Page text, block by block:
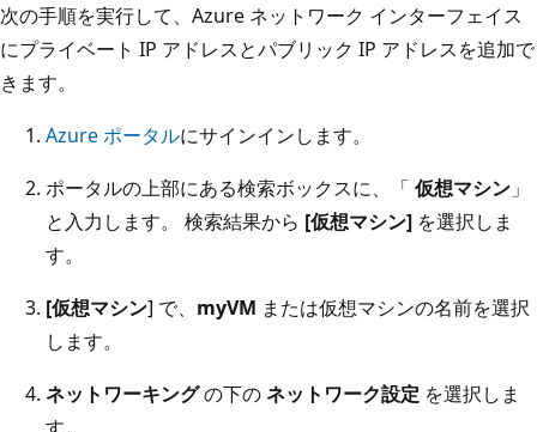
次の手順を実行して、Azure ネットワーク インターフェイス
にプライベート IP アドレスとパブリック IP アドレスを追加で
きます。
Azure ポータルにサインインします。
ポータルの上部にある検索ボックスに、「 仮想マシン 」
と入力します。 検索結果から [仮想マシン] を選択しま
す。
[仮想マシン] で、 myVM または仮想マシンの名前を選択
します。
ネットワーキングの下のネットワーク設定 を選択しま